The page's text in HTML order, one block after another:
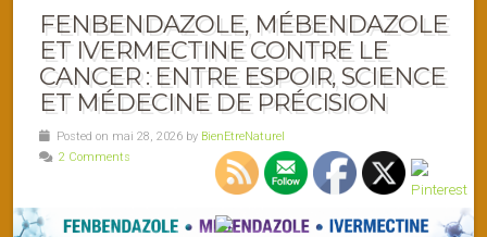
FENBENDAZOLE, MÉBENDAZOLE
ET IVERMECTINE CONTRE LE
CANCER : ENTRE ESPOIR, SCIENCE
ET MÉDECINE DE PRÉCISION
Posted on mai 28, 2026 by BienEtreNaturel
2 Comments